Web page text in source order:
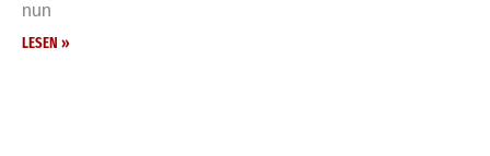
nun
LESEN »